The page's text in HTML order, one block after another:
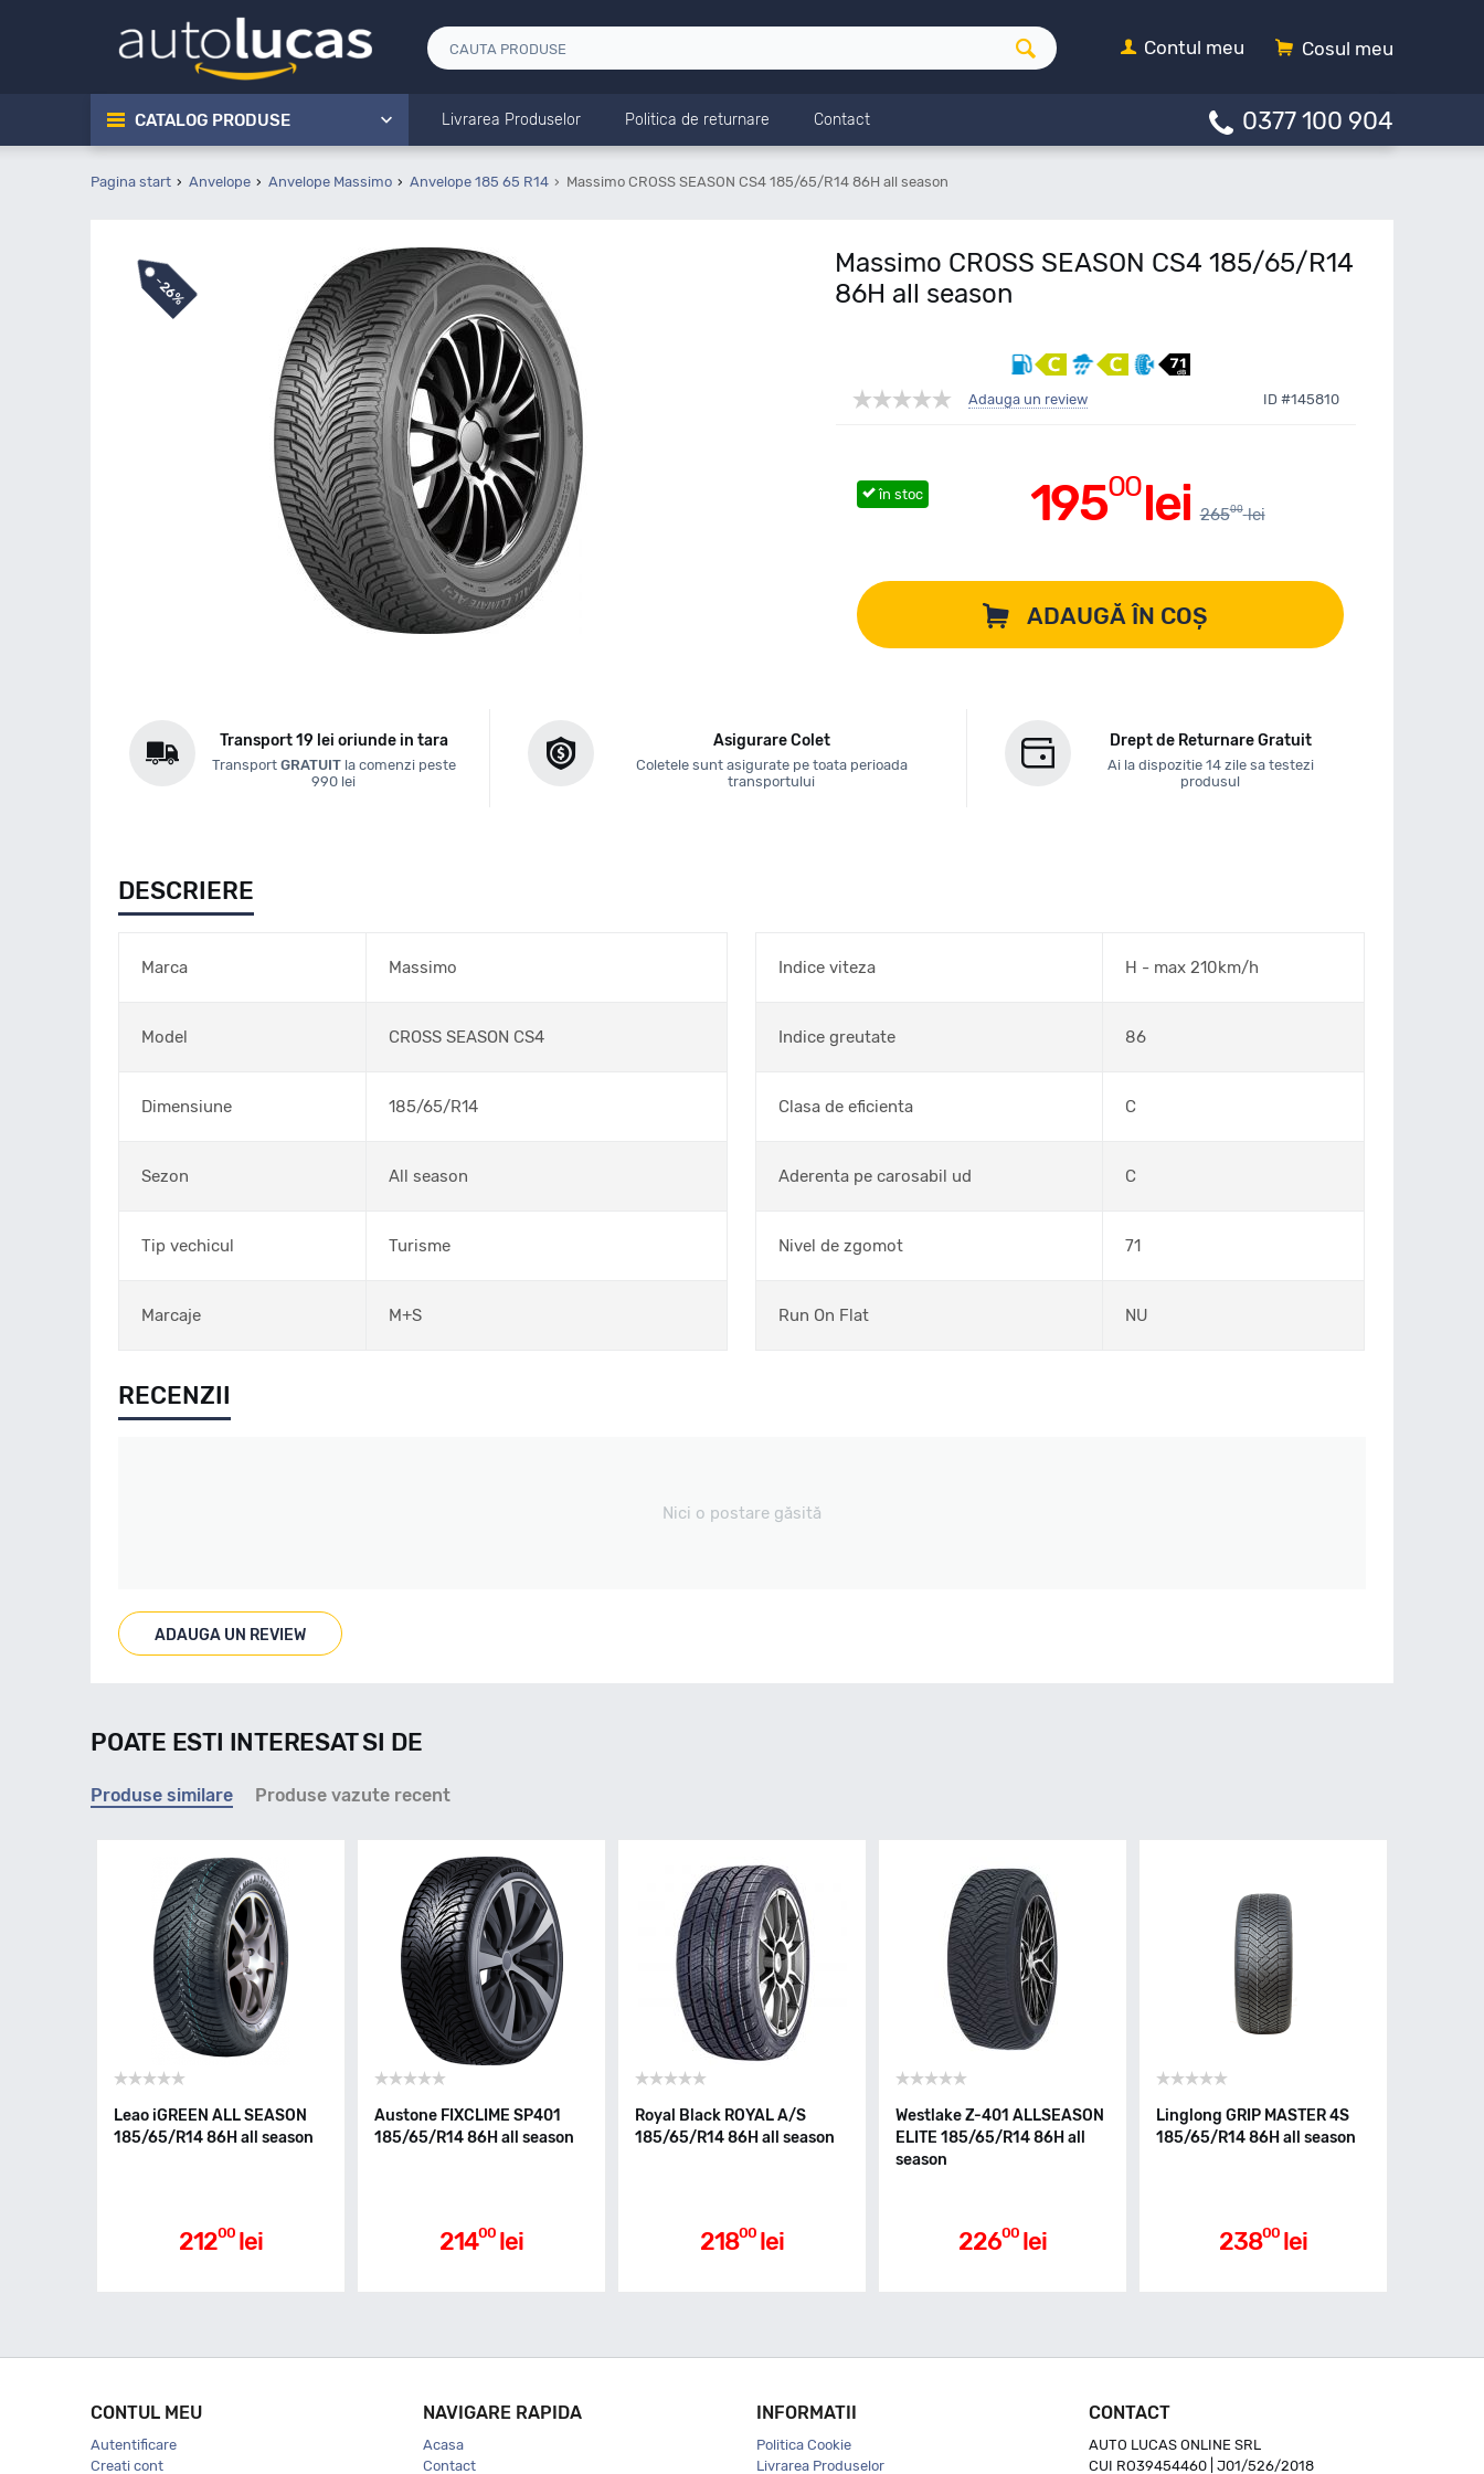
Cosul meu
Contul meu
CATALOG PRODUSE Livrarea Produselor Politica de returnare Contact 0377 100 904
Pagina start Anvelope Anvelope Massimo Anvelope 185 65 R14 Massimo CROSS SEASON CS4 185/65/R14 86H all season
-26%
Massimo CROSS SEASON CS4 185/65/R14
86H all season
Adauga un review ID #145810
19500lei 26500 lei
în stoc
ADAUGĂ ÎN COȘ
Transport 19 lei oriunde in tara
Transport GRATUITla comenzi peste
990 lei
Asigurare Colet
Coletele sunt asigurate pe toata perioada
transportului
Drept de Returnare Gratuit
Ai la dispozitie 14 zile sa testezi
produsul
DESCRIERE
Marca Massimo
Model CROSS SEASON CS4
Dimensiune 185/65/R14
Sezon All season
Tip vechicul Turisme
Marcaje M+S
Indice viteza H - max 210km/h
Indice greutate 86
Clasa de eficienta C
Aderenta pe carosabil ud C
Nivel de zgomot 71
Run On Flat NU
RECENZII
Nici o postare găsită
ADAUGA UN REVIEW
POATE ESTI INTERESAT SI DE
Produse similare Produse vazute recent
Leao iGREEN ALL SEASON
185/65/R14 86H all season
21200 lei
Austone FIXCLIME SP401
185/65/R14 86H all season
21400 lei
Royal Black ROYAL A/S
185/65/R14 86H all season
21800 lei
Westlake Z-401 ALLSEASON
ELITE 185/65/R14 86H all
season
22600 lei
Linglong GRIP MASTER 4S
185/65/R14 86H all season
23800 lei
CONTUL MEU
Autentificare
Creati cont
NAVIGARE RAPIDA
Acasa
Contact
INFORMATII
Politica Cookie
Livrarea Produselor
CONTACT
AUTO LUCAS ONLINE SRL
CUI RO39454460 | J01/526/2018